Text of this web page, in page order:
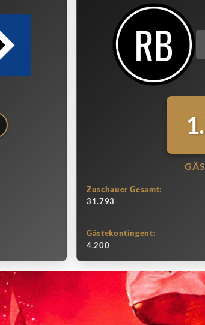
Zuschauer Gesamt:
31.793
Gästekontingent:
4.200